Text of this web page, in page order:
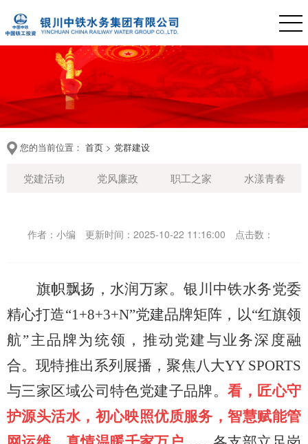
您的当前位置： 首页 > 党群建设
党建活动 党风廉政 职工之家 水漾青春
作者：小编 更新时间：2025-10-22 11:16:00 点击数：
旗帜飘扬，水润万家。银川中铁水务党委
精心打造“1+8+3+N”党建品牌矩阵，以“红旗领
航”主品牌为统领，推动党建与业务深度融
合。现特推出系列展播，聚焦八大YY SPORTS
与三家区域公司特色党建子品牌。看，匠心守
护源头活水，初心映照优质服务，智慧赋能管